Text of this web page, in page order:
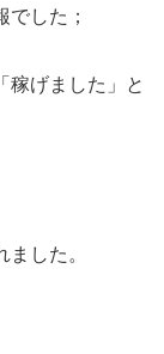
した；
稼げました」と
した。